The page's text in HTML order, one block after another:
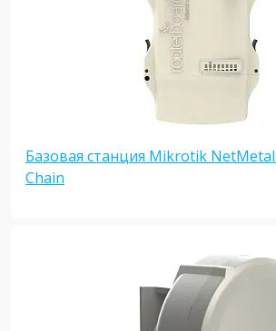
Базовая станция Mikrotik NetMetal
Chain